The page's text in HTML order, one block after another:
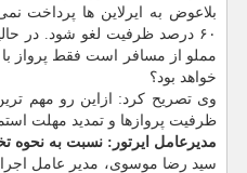
بلاعوض به ایرلاین ها پرداخت
۶۰ درصد ظرفیت لغو شود. در
خواهد بود؟
وی تصریح کرد: ازاین رو مهم
ظرفیت پروازها و تمدید مهلت
مدیرعامل ایرتور: نسبت به نحوه
سید رضا موسوی، مدیر عامل